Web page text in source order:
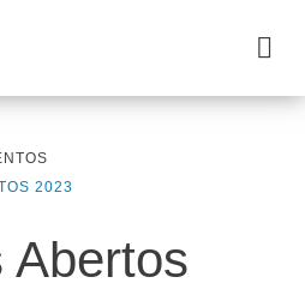
2023
Abertos